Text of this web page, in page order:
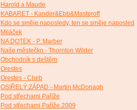
Harold a Maude
KABARET - Kander&Ebb&Masteroff
Kdo se směje naposledy, ten se směje naposled
Miláček
NA DOTEK - P. Marber
Naše městečko - Thornton Wilder
Obchodník s deštěm
Orestes
Orestes - Cheb
OSIŘELÝ ZÁPAD - Martin McDonagh
Pod střechami Paříže
Pod střechami Paříže 2009